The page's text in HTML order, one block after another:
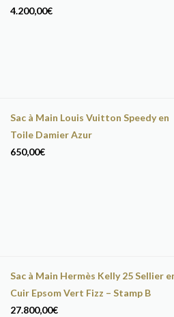
4.200,00€
Sac à Main Louis Vuitton Speedy en
Toile Damier Azur
650,00€
Sac à Main Hermès Kelly 25 Sellier
Cuir Epsom Vert Fizz – Stamp B
27.800,00€